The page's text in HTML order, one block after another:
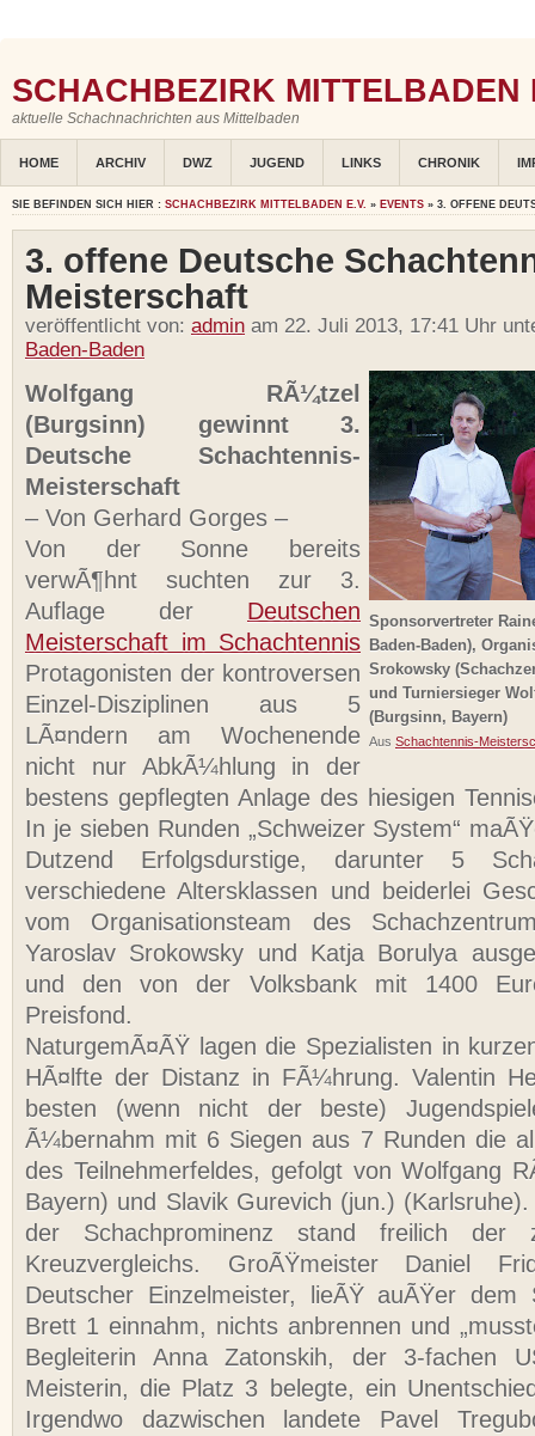
SCHACHBEZIRK MITTELBADEN
aktuelle Schachnachrichten aus Mittelbaden
HOME ARCHIV DWZ JUGEND LINKS CHRONIK
SIE BEFINDEN SICH HIER : SCHACHBEZIRK MITTELBADEN E.V. » EVENTS » 3. OFFENE
3. offene Deutsche
Meisterschaft
veröffentlicht von: admin am 22. Juli 2013, 17:41 Uhr
Baden-Baden
Sponsorvertreter
Baden-Baden),
Srokowsky
und Turniersieger
(Burgsinn, Bayern)
Aus Schachtennis-
Wolfgang RÃ¼tzel
(Burgsinn) gewinnt 3.
Deutsche Schachtennis-
Meisterschaft
– Von Gerhard Gorges –
Von der Sonne bereits
verwÃ¶hnt suchten zur 3.
Auflage der Deutschen
Meisterschaft im Schachtennis
Protagonisten der kontroversen
Einzel-Disziplinen aus 5
LÃ¤ndern am Wochenende
nicht nur AbkÃ¼hlung in der
bestens gepflegten Anlage des hiesigen
In je sieben Runden „Schweizer System“
Dutzend Erfolgsdurstige, darunter 5
verschiedene Altersklassen und beiderlei
vom Organisationsteam des
Yaroslav Srokowsky und Katja Borulya
und den von der Volksbank mit 1400
Preisfond.
NaturgemÃ¤ÃŸ lagen die Spezialisten in
HÃ¤lfte der Distanz in FÃ¼hrung. Valentin
besten (wenn nicht der beste)
Ã¼bernahm mit 6 Siegen aus 7 Runden die
des Teilnehmerfeldes, gefolgt von Wolfgang
Bayern) und Slavik Gurevich (jun.)
der Schachprominenz stand freilich der
Kreuzvergleichs. GroÃŸmeister Daniel
Deutscher Einzelmeister, lieÃŸ auÃŸer
Brett 1 einnahm, nichts anbrennen und
Begleiterin Anna Zatonskih, der 3-fachen
Meisterin, die Platz 3 belegte, ein
Irgendwo dazwischen landete Pavel